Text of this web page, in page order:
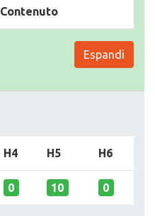
Contenuto
Espandi
H4 H5 H6
0 10 0